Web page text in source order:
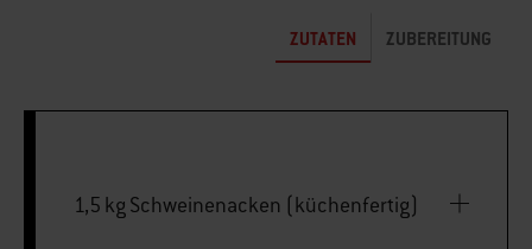
ZUTATEN ZUBEREITUNG
1,5 kg Schweinenacken (küchenfertig)